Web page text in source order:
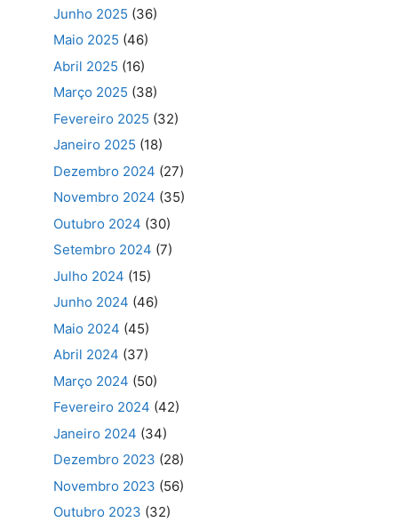
Junho 2025 (36)
Maio 2025 (46)
Abril 2025 (16)
Março 2025 (38)
Fevereiro 2025 (32)
Janeiro 2025 (18)
Dezembro 2024 (27)
Novembro 2024 (35)
Outubro 2024 (30)
Setembro 2024 (7)
Julho 2024 (15)
Junho 2024 (46)
Maio 2024 (45)
Abril 2024 (37)
Março 2024 (50)
Fevereiro 2024 (42)
Janeiro 2024 (34)
Dezembro 2023 (28)
Novembro 2023 (56)
Outubro 2023 (32)